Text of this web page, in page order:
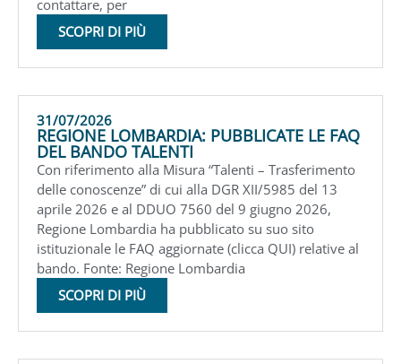
contattare, per
SCOPRI DI PIÙ
31/07/2026
REGIONE LOMBARDIA: PUBBLICATE LE FAQ
DEL BANDO TALENTI
Con riferimento alla Misura “Talenti – Trasferimento
delle conoscenze” di cui alla DGR XII/5985 del 13
aprile 2026 e al DDUO 7560 del 9 giugno 2026,
Regione Lombardia ha pubblicato su suo sito
istituzionale le FAQ aggiornate (clicca QUI) relative al
bando. Fonte: Regione Lombardia
SCOPRI DI PIÙ